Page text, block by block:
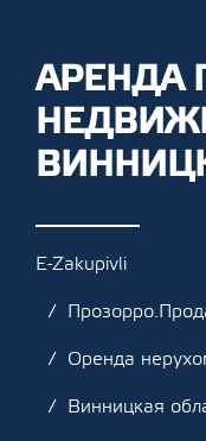
АРЕНДА
E-Zakupivli
Оренда
Винницкая